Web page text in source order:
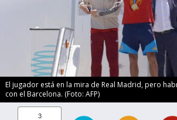
El jugador está en la mira de Real Madrid, pero
con el Barcelona. (Foto: AFP)
3